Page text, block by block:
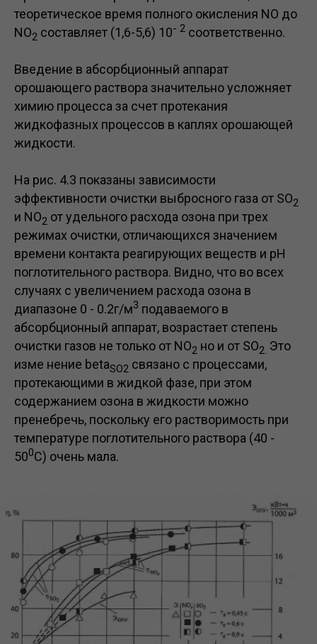
теоретическое время полного окисления NO до
NO2 составляет (1,6-5,6) 10- 2 cоответственно.
Введение в абсорбционный аппарат
орошающего раствора значительно усложняет
химию процесса за счет протекания
жидкофазных процессов в каплях орошающей
жидкости.
На рис. 4.3 показаны зависимости
эффективности очистки выбросного газа от SO2
и NO2 от удельного расхода озона при трех
режимах очистки, отличающихся значением
времени контакта реагирующих веществ и рН
поглотительного раствора. Видно, что во всех
случаях с увеличением расхода озона в
диапазоне 0 - 0.2г/м3 подаваемого в
абсорбционный аппарат, возрастает степень
очистки газов не только от NO2 но и от SO2. Это
изме нение betaSO2 связано с процессами,
протекающими в жидкой фазе, при этом
содержанием озона в жидкости можно
пренебречь, поскольку его растворимость при
температуре поглотительного раствора (40 -
500C) очень мала.